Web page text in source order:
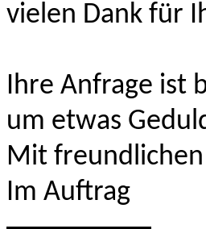
vielen Dank für
Ihre Anfrage ist
um etwas
Mit
Im Auftrag